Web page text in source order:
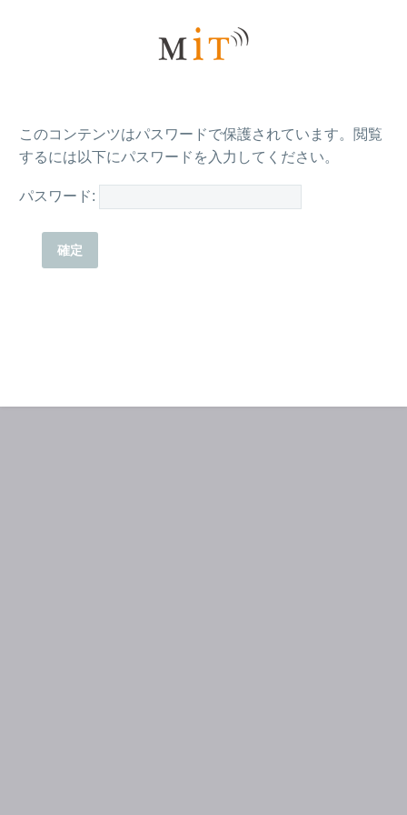
このコンテンツはパスワードで保護されています。閲覧
するには以下にパスワードを入力してください。
パスワード: